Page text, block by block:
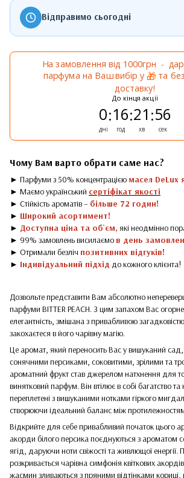
Відправимо сьогодні
На замовлення від 1000грн -
парфума на Ваш вибір у 🎁 та
доставку!
До кінця акції
0
дні
:16
год
:21
хв
:56
сек
Чому Вам варто обрати саме нас?
► Парфуми з 50% концентрацією масел DeLux
► Маємо український сертіфікат якості
► Стійкість ароматів – більше 72 годин!
► Широкий асортимент!
► Доступна ціна та об`єм, які неодмінно
► 99% замовлень висилаємо в день
► Отримали безліч позитивних відгуків!
► Індивідуальний підхід до кожного клієнта!
Дозвольте представити Вам абсолютно
парфуми BITTER PEACH. З цим запахом Вас
елегантність, змішана з привабливою
закохаєтеся в його чарівну магію.
Це аромат, який переносить Вас у вишуканий
сонячними персиками, соковитими, зрілими та
ароматний фрукт став джерелом натхнення для
винятковий парфум. Він втілює в собі багатство
переплетені з вишуканими нотками гіркого
створюючи ідеальний баланс між
Відкрийте для себе привабливий початок цього
акорди білого персика поєднуються з ароматом
ягід, даруючи ноти свіжості та живлющої енергії.
розкривається чарівна симфонія квіткових
жасмин зливаються з пряними відтінками